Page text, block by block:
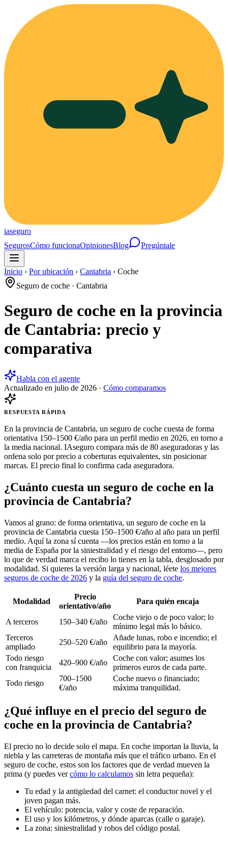
iaseguro
SegurosCómo funcionaOpinionesBlog Pregúntale
Inicio › Por ubicación › Cantabria › Coche
Seguro de coche · Cantabria
Seguro de coche en la provincia
de Cantabria: precio y
comparativa
Habla con el agente
Actualizado en julio de 2026 · Cómo comparamos
RESPUESTA RÁPIDA
En la provincia de Cantabria, un seguro de coche cuesta de forma
orientativa 150–1500 €/año para un perfil medio en 2026, en torno a
la media nacional. IAseguro compara más de 80 aseguradoras y las
ordena solo por precio a coberturas equivalentes, sin posicionar
marcas. El precio final lo confirma cada aseguradora.
¿Cuánto cuesta un seguro de coche en la
provincia de Cantabria?
Vamos al grano: de forma orientativa, un seguro de coche en la
provincia de Cantabria cuesta 150–1500 €/año al año para un perfil
medio. Aquí la zona sí cuenta —los precios están en torno a la
media de España por la siniestralidad y el riesgo del entorno—, pero
lo que de verdad marca el recibo lo tienes en la tabla, desglosado por
modalidad. Si quieres la versión larga y nacional, léete los mejores
seguros de coche de 2026 y la guía del seguro de coche.
Modalidad
Precio
orientativo/año
Para quién encaja
A terceros 150–340 €/año
Coche viejo o de poco valor; lo
mínimo legal más lo básico.
Terceros
ampliado
250–520 €/año
Añade lunas, robo e incendio; el
equilibrio para la mayoría.
Todo riesgo
con franquicia
420–900 €/año
Coche con valor; asumes los
primeros euros de cada parte.
Todo riesgo
700–1500
€/año
Coche nuevo o financiado;
máxima tranquilidad.
¿Qué influye en el precio del seguro de
coche en la provincia de Cantabria?
El precio no lo decide solo el mapa. En coche importan la lluvia, la
niebla y las carreteras de montaña más que el tráfico urbano. En el
seguro de coche, estos son los factores que de verdad mueven la
prima (y puedes vercómo lo calculamos sin letra pequeña):
Tu edad y la antigüedad del carnet: el conductor novel y el
joven pagan más.
El vehículo: potencia, valor y coste de reparación.
El uso y los kilómetros, y dónde aparcas (calle o garaje).
La zona: siniestralidad y robos del código postal.